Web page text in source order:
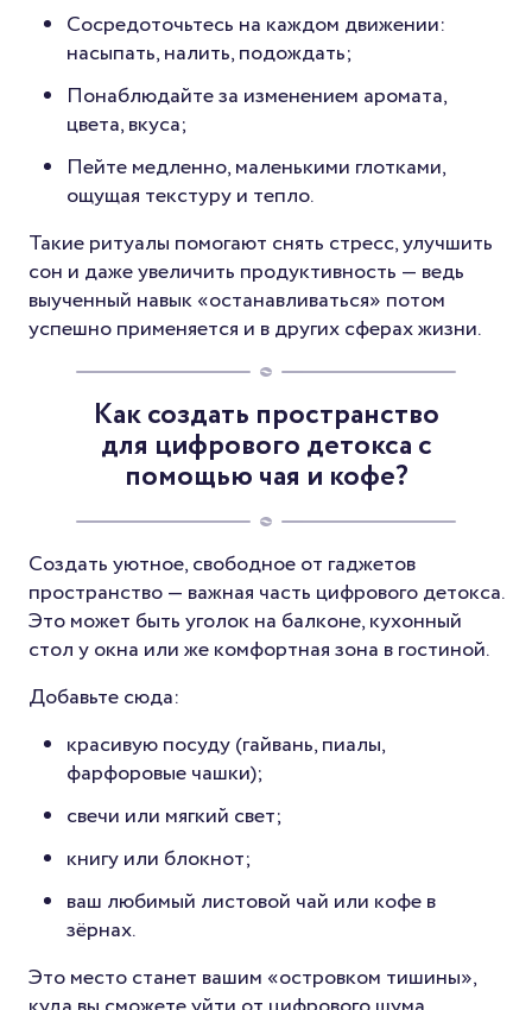
Сосредоточьтесь на каждом движении:
насыпать, налить, подождать;
Понаблюдайте за изменением аромата,
цвета, вкуса;
Пейте медленно, маленькими глотками,
ощущая текстуру и тепло.
Такие ритуалы помогают снять стресс, улучшить
сон и даже увеличить продуктивность — ведь
выученный навык «останавливаться» потом
успешно применяется и в других сферах жизни.
Как создать пространство
для цифрового детокса с
помощью чая и кофе?
Создать уютное, свободное от гаджетов
пространство — важная часть цифрового детокса.
Это может быть уголок на балконе, кухонный
стол у окна или же комфортная зона в гостиной.
Добавьте сюда:
красивую посуду (гайвань, пиалы,
фарфоровые чашки);
свечи или мягкий свет;
книгу или блокнот;
ваш любимый листовой чай или кофе в
зёрнах.
Это место станет вашим «островком тишины»,